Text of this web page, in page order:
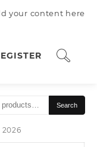
your content here
Search